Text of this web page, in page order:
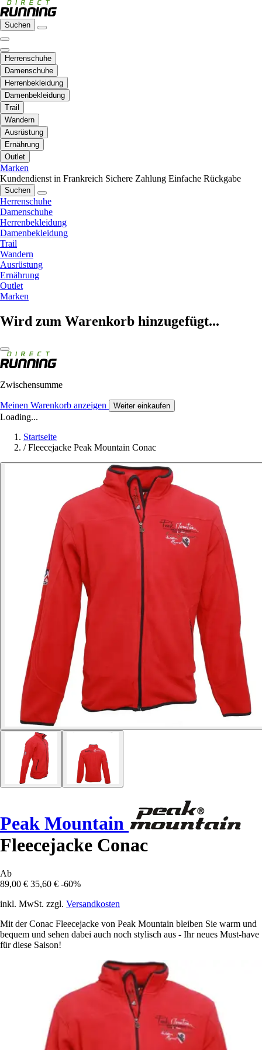
Suchen
Herrenschuhe
Damenschuhe
Herrenbekleidung
Damenbekleidung
Trail
Wandern
Ausrüstung
Ernährung
Outlet
Marken
Kundendienst in Frankreich Sichere Zahlung Einfache Rückgabe
Suchen
Herrenschuhe
Damenschuhe
Herrenbekleidung
Damenbekleidung
Trail
Wandern
Ausrüstung
Ernährung
Outlet
Marken
Wird zum Warenkorb hinzugefügt...
Zwischensumme
Meinen Warenkorb anzeigen Weiter einkaufen
Loading...
Startseite
/ Fleecejacke Peak Mountain Conac
Peak Mountain
Fleecejacke Conac
Ab
89,00 € 35,60 € -60%
inkl. MwSt. zzgl. Versandkosten
Mit der Conac Fleecejacke von Peak Mountain bleiben Sie warm und
bequem und sehen dabei auch noch stylisch aus - Ihr neues Must-have
für diese Saison!